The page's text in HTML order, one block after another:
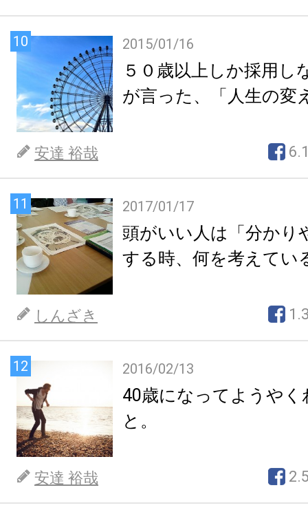
10 2015/01/16
５０歳以上しか採用し
が言った、「人生の変
安達 裕哉
11 2017/01/17
頭がいい人は「分かり
する時、何を考えてい
しんざき
12 2016/02/13
40歳になってようや
と。
安達 裕哉